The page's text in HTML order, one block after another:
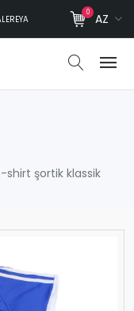
0 AZ
shirt şortik klassik